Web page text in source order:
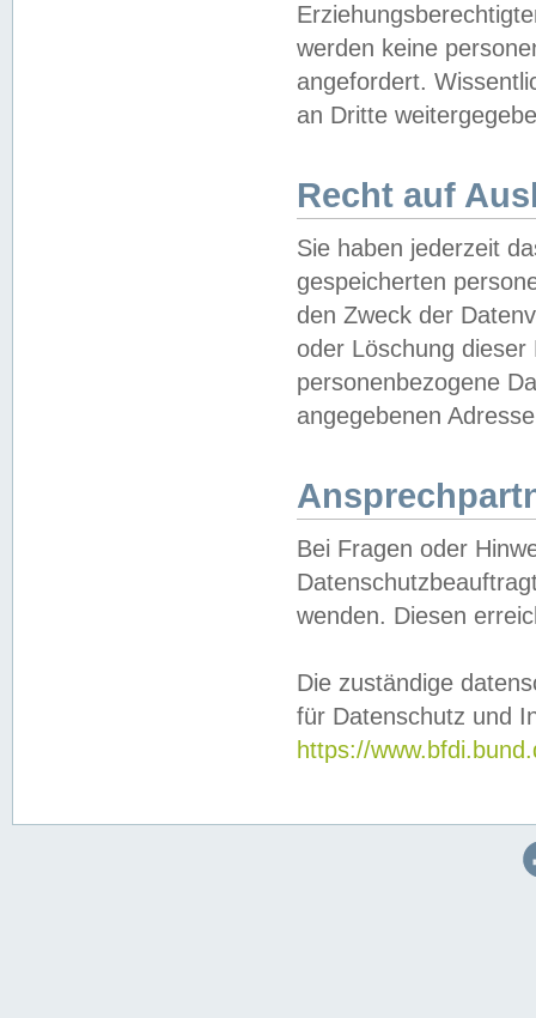
werden keine
angefordert.
an Dritte
Recht auf
Sie haben jederzeit
gespeicherten
den Zweck der
oder Löschung
personenbezogene
angegebenen
Bei Fragen oder
wenden. Diesen
Die zuständige
für Datenschutz und
https://